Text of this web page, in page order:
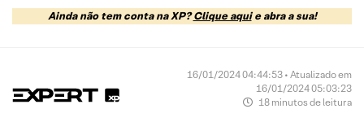
Ainda não tem conta na XP?Clique aquie abra a sua!
16/01/2024 04:44:53 • Atualizado em
16/01/2024 05:03:23
18 minutos de leitura